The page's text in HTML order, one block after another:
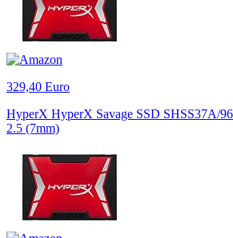
329,40 Euro
HyperX HyperX Savage SSD SHSS37A/
2.5 (7mm)